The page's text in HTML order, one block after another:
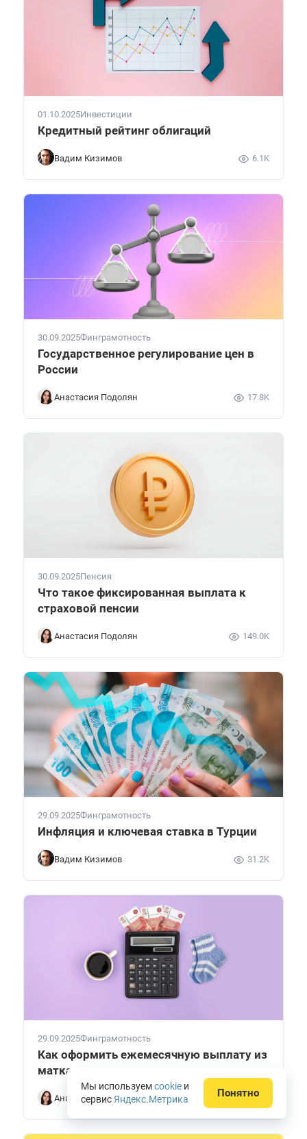
01.10.2025Инвестиции
Кредитный рейтинг облигаций
Вадим Кизимов 6.1K
30.09.2025Финграмотность
Государственное регулирование цен в
России
Анастасия Подолян 17.8K
30.09.2025Пенсия
Что такое фиксированная выплата к
страховой пенсии
Анастасия Подолян 149.0K
29.09.2025Финграмотность
Инфляция и ключевая ставка в Турции
Вадим Кизимов 31.2K
29.09.2025Финграмотность
Как оформить ежемесячную выплату из
маткапитала
Анастасия Подолян 256.2K
Мы используемcookie и
сервис Яндекс.Метрика Понятно